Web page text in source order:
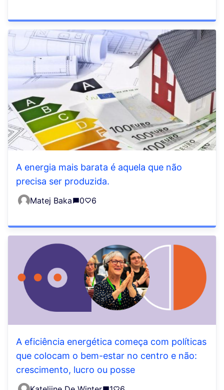
A energia mais barata é aquela que não
precisa ser produzida.
Matej Baka 0 6
A eficiência energética começa com políticas
que colocam o bem-estar no centro e não:
crescimento, lucro ou posse